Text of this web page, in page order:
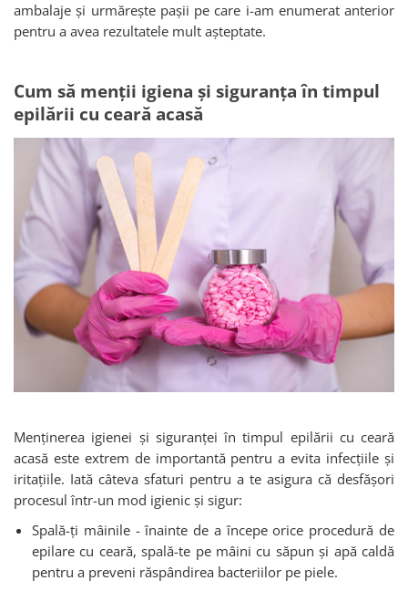
ambalaje și urmărește pașii pe care i-am enumerat anterior
pentru a avea rezultatele mult așteptate.
Cum să menții igiena și siguranța în timpul
epilării cu ceară acasă
Menținerea igienei și siguranței în timpul epilării cu ceară
acasă este extrem de importantă pentru a evita infecțiile și
iritațiile. Iată câteva sfaturi pentru a te asigura că desfășori
procesul într-un mod igienic și sigur:
Spală-ți mâinile - înainte de a începe orice procedură de
epilare cu ceară, spală-te pe mâini cu săpun și apă caldă
pentru a preveni răspândirea bacteriilor pe piele.